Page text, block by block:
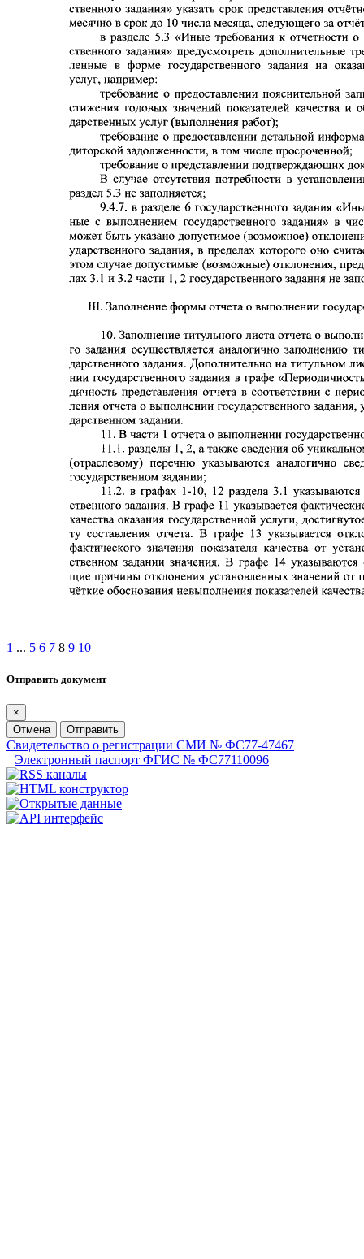
1 ... 5 6 7 8 9 10
Отправить документ
×
Отмена
Отправить
Свидетельство о регистрации СМИ № ФС77-47467
Электронный паспорт ФГИС № ФС77110096